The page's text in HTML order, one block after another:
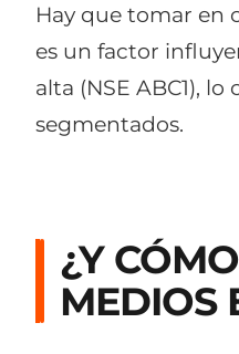
Hay que tomar en
es un factor
alta (NSE ABC1),
segmentados.
¿Y
MEDIOS